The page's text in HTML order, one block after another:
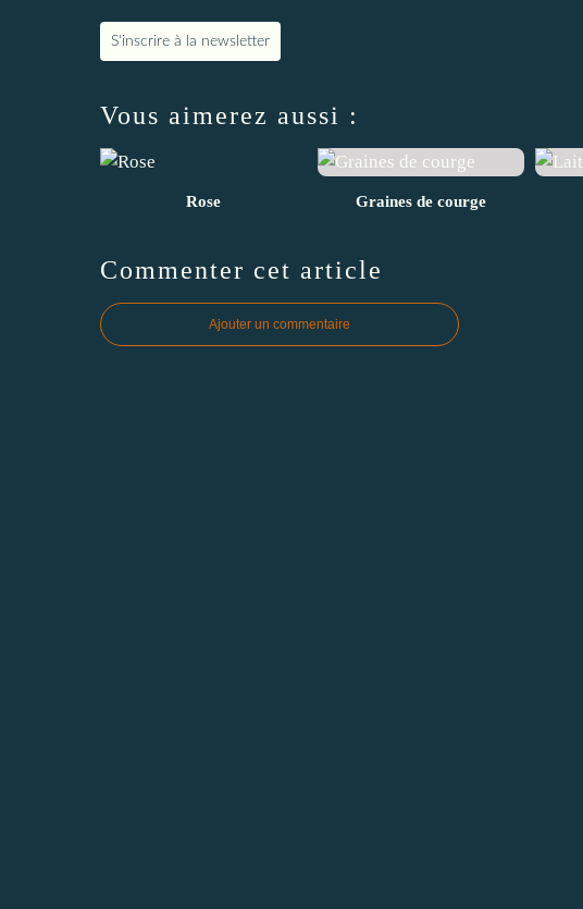
S'inscrire à la newsletter
Vous aimerez aussi :
Rose Graines de courge
Commenter cet article
Ajouter un commentaire